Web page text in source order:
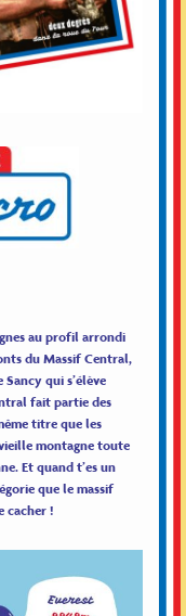
au profil arrondi
du Massif Central,
qui s’élève
fait partie des
titre que les
montagne toute
Et quand t’es un
que le massif
cacher !